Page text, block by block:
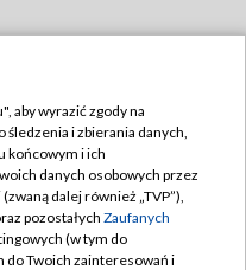
TVP
aby wyrazić zgody na
i zbierania danych,
końcowym i ich
danych osobowych przez
dalej również „TVP”),
pozostałych Zaufanych
(w tym do
do Twoich zainteresowań i